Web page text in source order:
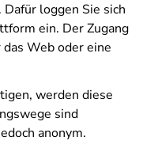
loggen Sie sich
ein. Der Zugang
Web oder eine
werden diese
sind
anonym.